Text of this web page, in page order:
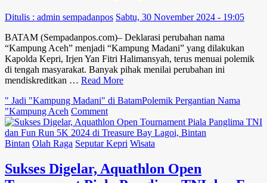
Ditulis : admin sempadanpos Sabtu, 30 November 2024 - 19:05
BATAM (Sempadanpos.com)– Deklarasi perubahan nama
“Kampung Aceh” menjadi “Kampung Madani” yang dilakukan
Kapolda Kepri, Irjen Yan Fitri Halimansyah, terus menuai polemik
di tengah masyarakat. Banyak pihak menilai perubahan ini
mendiskreditkan … Read More
" Jadi "Kampung Madani" di BatamPolemik Pergantian Nama
"Kampung Aceh Commenton
Polemik
Pergantian
Nama
Aceh”
Jadi
Bintan Olah Raga Seputar Kepri Wisata
Sukses Digelar, Aquathlon Open